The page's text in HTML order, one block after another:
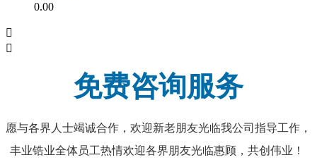
0.00


免费咨询服务
愿与各界人士竭诚合作，欢迎新老朋友光临我公司指导工作，
丰业锆业全体员工热情欢迎各界朋友光临惠顾，共创伟业！